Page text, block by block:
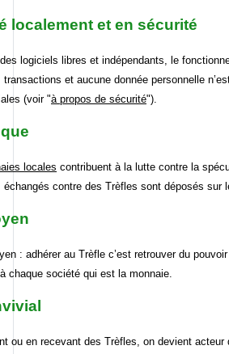
localement et en sécurité
logiciels libres et indépendants, le
et aucune donnée personnelle
(voir "à propos de sécurité").
locales contribuent à la lutte contre la
échangés contre des Trèfles sont déposés sur
: adhérer au Trèfle c’est retrouver du
chaque société qui est la monnaie.
ou en recevant des Trèfles, on devient